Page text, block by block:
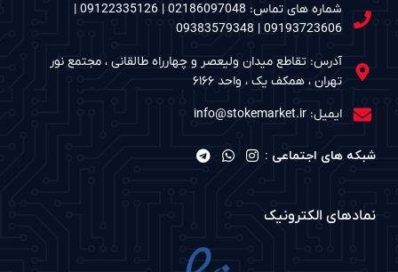
شماره های تماس: 02186097048 | 09122335126 |
09193723606 | 09383579348
آدرس: تقاطع میدان ولیعصر و چهارراه طالقانی ، مجتمع نور
تهران ، همکف یک ، واحد ۶۱۶۶
ایمیل: info@stokemarket.ir
شبکه های اجتماعی :
نمادهای الکترونیک